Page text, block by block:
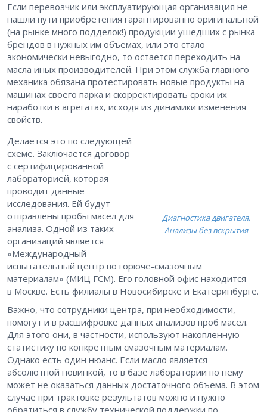
Если перевозчик или эксплуатирующая организация не
нашли пути приобретения гарантированно оригинальной
(на рынке много подделок!) продукции ушедших с рынка
брендов в нужных им объемах, или это стало
экономически невыгодно, то остается переходить на
масла иных производителей. При этом служба главного
механика обязана протестировать новые продукты на
машинах своего парка и скорректировать сроки их
наработки в агрегатах, исходя из динамики изменения
свойств.
Диагностика двигателя.
Анализы без вскрытия
Делается это по следующей
схеме. Заключается договор
с сертифицированной
лабораторией, которая
проводит данные
исследования. Ей будут
отправлены пробы масел для
анализа. Одной из таких
организаций является
«Международный
испытательный центр по горюче-смазочным
материалам» (МИЦ ГСМ). Его головной офис находится
в Москве. Есть филиалы в Новосибирске и Екатеринбурге.
Важно, что сотрудники центра, при необходимости,
помогут и в расшифровке данных анализов проб масел.
Для этого они, в частности, используют накопленную
статистику по конкретным смазочным материалам.
Однако есть один нюанс. Если масло является
абсолютной новинкой, то в базе лаборатории по нему
может не оказаться данных достаточного объема. В этом
случае при трактовке результатов можно и нужно